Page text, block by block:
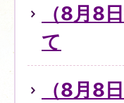
（8月8
て
（8月8